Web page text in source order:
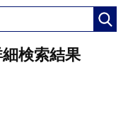
検索結果